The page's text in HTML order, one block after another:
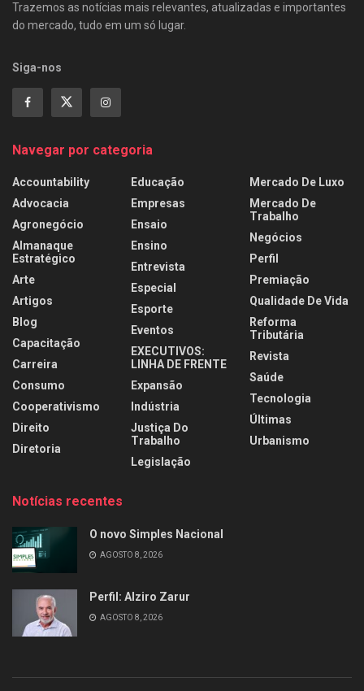
Trazemos as notícias mais relevantes, atualizadas e importantes
do mercado, tudo em um só lugar.
Siga-nos
Navegar por categoria
Accountability
Advocacia
Agronegócio
Almanaque
Estratégico
Arte
Artigos
Blog
Capacitação
Carreira
Consumo
Cooperativismo
Direito
Diretoria
Educação
Empresas
Ensaio
Ensino
Entrevista
Especial
Esporte
Eventos
EXECUTIVOS:
LINHA DE FRENTE
Expansão
Indústria
Justiça Do
Trabalho
Legislação
Mercado De Luxo
Mercado De
Trabalho
Negócios
Perfil
Premiação
Qualidade De Vida
Reforma
Tributária
Revista
Saúde
Tecnologia
Últimas
Urbanismo
Notícias recentes
O novo Simples Nacional
AGOSTO 8, 2026
Perfil: Alziro Zarur
AGOSTO 8, 2026